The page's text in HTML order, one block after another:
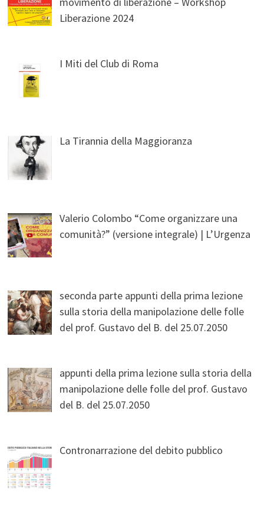
Liberazione 2024
I Miti del Club di Roma
La Tirannia della Maggioranza
Valerio Colombo “Come organizzare una
comunità?” (versione integrale) | L’Urgenza
seconda parte appunti della prima lezione
sulla storia della manipolazione delle folle
del prof. Gustavo del B. del 25.07.2050
appunti della prima lezione sulla storia della
manipolazione delle folle del prof. Gustavo
del B. del 25.07.2050
Contronarrazione del debito pubblico